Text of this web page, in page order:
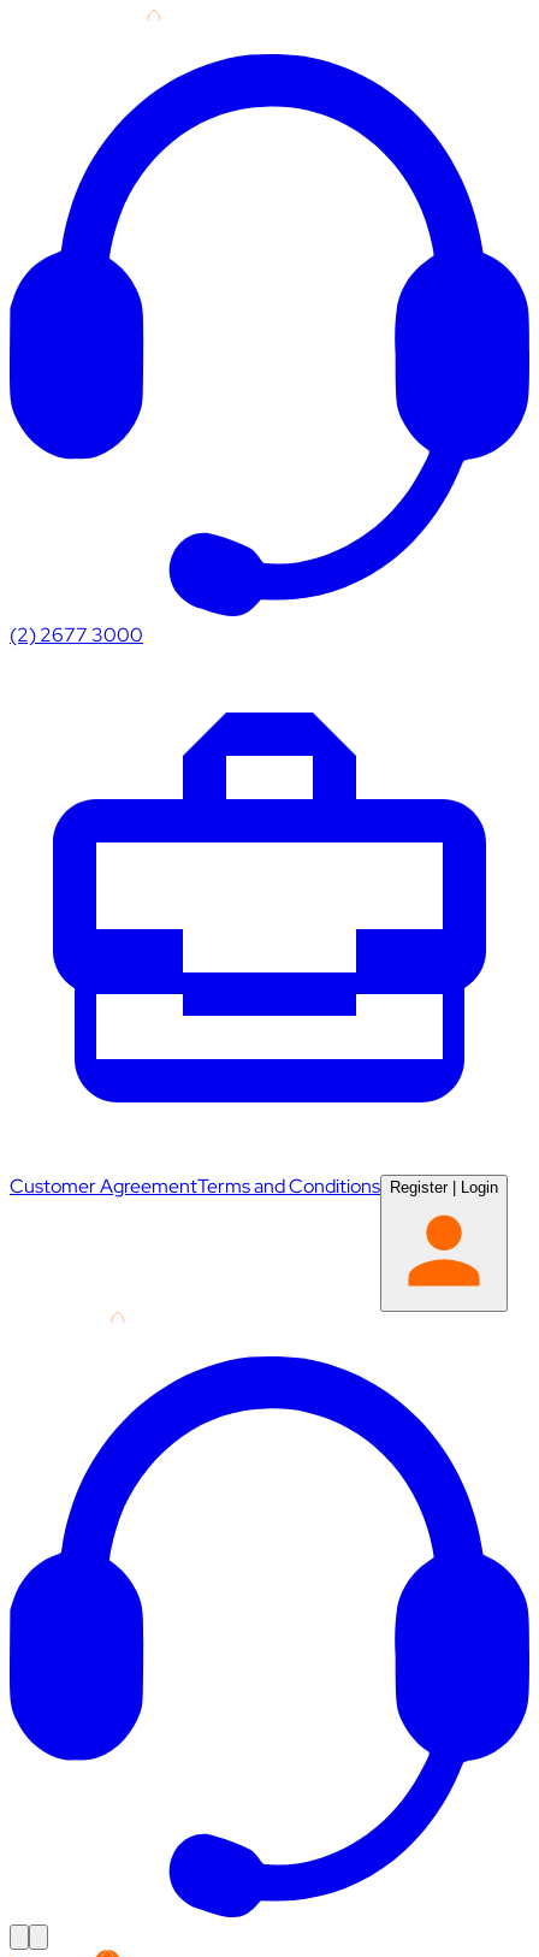
(2) 2677 3000
Customer AgreementTerms and Conditions Register| Login